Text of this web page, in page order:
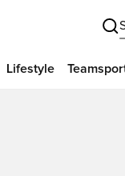
Lifestyle